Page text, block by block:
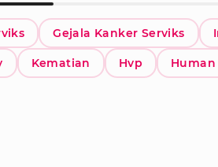
Gejala Kanker Serviks
Kematian Hvp